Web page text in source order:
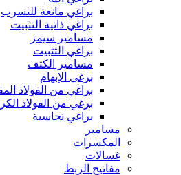
براغي مانعة للتسرب
براغي ذاتية التثبيت
مسامير سيمز
براغي التثبيت
مسامير الكتف
برغي الإبهام
براغي من الفولاذ
برغي من الفولاذ
براغي نحاسية
مسامير
المكسرات
غسالات
مفاتيح الربط